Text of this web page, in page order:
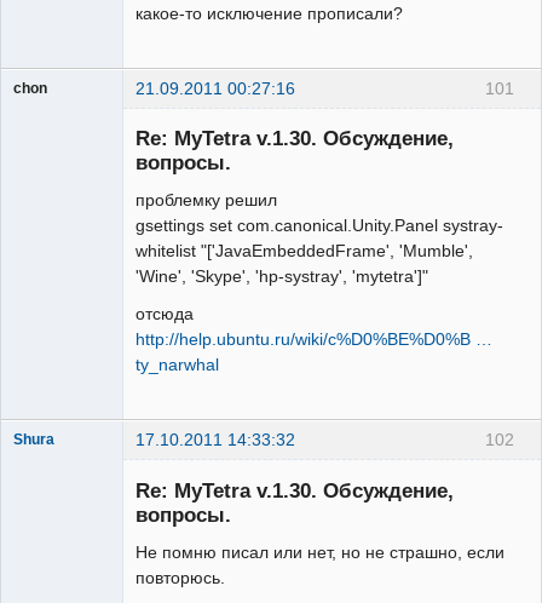
какое-то исключение прописали?
101
chon 21.09.2011 00:27:16
Re: MyTetra v.1.30. Обсуждение,
вопросы.
проблемку решил
gsettings set com.canonical.Unity.Panel systray-
whitelist "['JavaEmbeddedFrame', 'Mumble',
'Wine', 'Skype', 'hp-systray', 'mytetra']"
отсюда
http://help.ubuntu.ru/wiki/c%D0%BE%D0%B …
ty_narwhal
102
Shura 17.10.2011 14:33:32
Re: MyTetra v.1.30. Обсуждение,
вопросы.
Не помню писал или нет, но не страшно, если
повторюсь.